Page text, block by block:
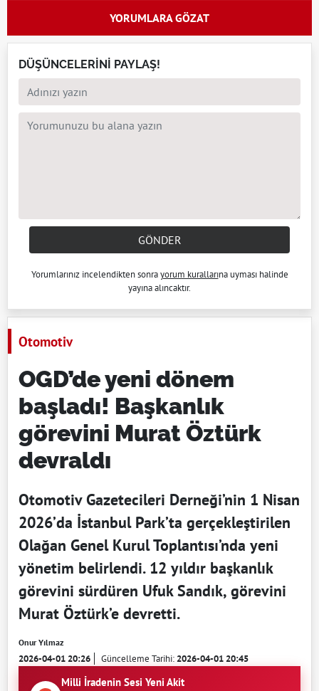
YORUMLARA GÖZAT
DÜŞÜNCELERİNİ PAYLAŞ!
GÖNDER
Yorumlarınız incelendikten sonrayorum kurallarına uyması halinde
yayına alıncaktır.
Otomotiv
OGD’de yeni dönem
başladı! Başkanlık
görevini Murat Öztürk
devraldı
Otomotiv Gazetecileri Derneği’nin 1 Nisan
2026’da İstanbul Park’ta gerçekleştirilen
Olağan Genel Kurul Toplantısı’nda yeni
yönetim belirlendi. 12 yıldır başkanlık
görevini sürdüren Ufuk Sandık, görevini
Murat Öztürk’e devretti.
Onur Yılmaz
2026-04-01 20:26 Güncelleme Tarihi:2026-04-01 20:45
Milli İradenin Sesi Yeni Akit